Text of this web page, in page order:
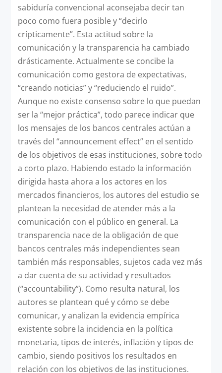
sabiduría convencional aconsejaba decir tan
poco como fuera posible y “decirlo
crípticamente”. Esta actitud sobre la
comunicación y la transparencia ha cambiado
drásticamente. Actualmente se concibe la
comunicación como gestora de expectativas,
“creando noticias” y “reduciendo el ruido”.
Aunque no existe consenso sobre lo que puedan
ser la “mejor práctica”, todo parece indicar que
los mensajes de los bancos centrales actúan a
través del “announcement effect” en el sentido
de los objetivos de esas instituciones, sobre todo
a corto plazo. Habiendo estado la información
dirigida hasta ahora a los actores en los
mercados financieros, los autores del estudio se
plantean la necesidad de atender más a la
comunicación con el público en general. La
transparencia nace de la obligación de que
bancos centrales más independientes sean
también más responsables, sujetos cada vez más
a dar cuenta de su actividad y resultados
(“accountability”). Como resulta natural, los
autores se plantean qué y cómo se debe
comunicar, y analizan la evidencia empírica
existente sobre la incidencia en la política
monetaria, tipos de interés, inflación y tipos de
cambio, siendo positivos los resultados en
relación con los objetivos de las instituciones.